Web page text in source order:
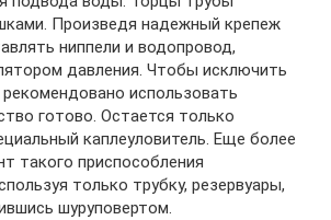
Произведя надежный крепеж
ниппели и водопровод,
давления. Чтобы исключить
использовать
готово. Остается только
каплеуловитель. Еще более
такого приспособления
только трубку, резервуары,
шуруповертом.